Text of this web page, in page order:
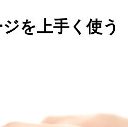
を上手く使う